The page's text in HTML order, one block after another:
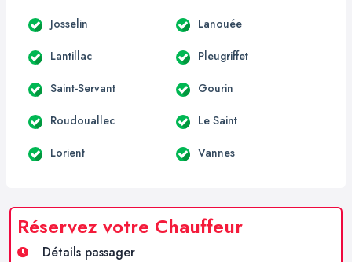
Josselin Lanouée
Lantillac Pleugriffet
Saint-Servant Gourin
Roudouallec Le Saint
Lorient Vannes
Réservez votre Chauffeur
Détails passager